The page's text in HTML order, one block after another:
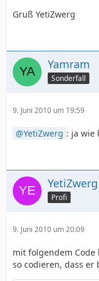
Gruß YetiZwerg
Yamram
Sonderfall
9. Juni 2010 um 19:59
YetiZwerg : ja wie
YetiZwerg
Profi
9. Juni 2010 um 20:09
mit folgendem Code
so codieren, dass